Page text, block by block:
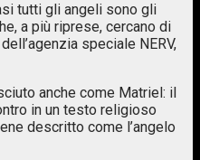
tutti gli angeli sono gli
a più riprese, cercano di
speciale NERV,
anche come Matriel: il
in un testo religioso
descritto come l’angelo